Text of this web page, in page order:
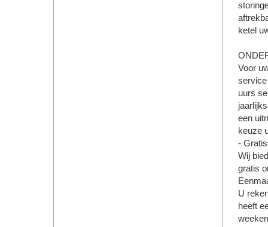
ketel
Voor
service
uurs
een
keuze
-
Wij
gratis
U
heeft